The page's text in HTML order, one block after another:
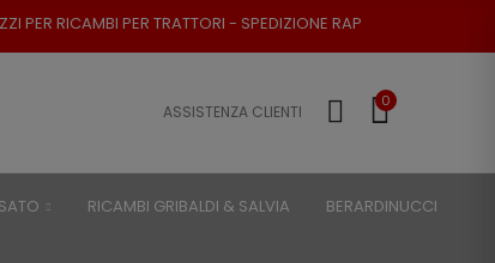
TRATTORI - SPEDIZIONE RAPIDA - RESO POSSIBILE
ASSISTENZA CLIENTI
0
RICAMBI GRIBALDI & SALVIA BERARDINUCCI